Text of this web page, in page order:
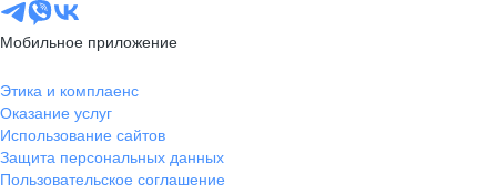
Мобильное приложение
Этика и комплаенс
Оказание услуг
Использование сайтов
Защита персональных данных
Пользовательское соглашение